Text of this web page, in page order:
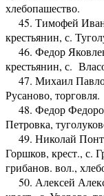
хлебопашество.
45. Тимофей
крестьянин, с.
46. Федор
крестьянин, с.
47. Михаил
Русаново, торговля.
48. Федор
Петровка,
49. Николай
Горшков, крест., с.
грибанов. вол.,
50. Алексей